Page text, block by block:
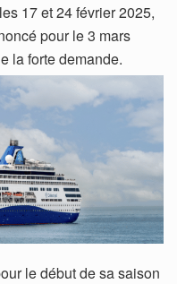
17 et 24 février 2025,
pour le 3 mars
la forte demande.
le début de sa saison